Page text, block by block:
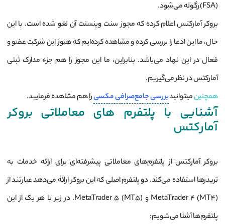
(FSA) رگوله می‌شود.
بروکر آمارکتس اعلام کرده که مجوز سنت وینسنت آن لغو شده است. با این
حال، ما این ادعا را بررسی کرده و مشاهده کرده‌ایم که هنوز این شرکت عضو و
فعال در این نهاد می‌باشد. بنابراین، ما این مجوز را هم جزء مدارک ثبتی
آمارکتس در نظر می‌گیریم.
همچنینمیتوانیدبررسی جامع‌صرافی مکسیرا هم مشاهده فرمایید.
آشنایی با پلتفرم های معاملاتی بروکر
آمارکتس
بروکر آمارکتس از پلتفرم‌های معاملاتی پیشرفته‌ای برای ارائه خدمات به
تریدرها استفاده می‌کند. دو پلتفرم اصلی که این بروکر ارائه می‌دهد عبارتند از
MetaTrader 4 (MT4) و MetaTrader 5 (MT5). در زیر با هر یک از این
پلتفرم‌ها آشنا می‌شویم: